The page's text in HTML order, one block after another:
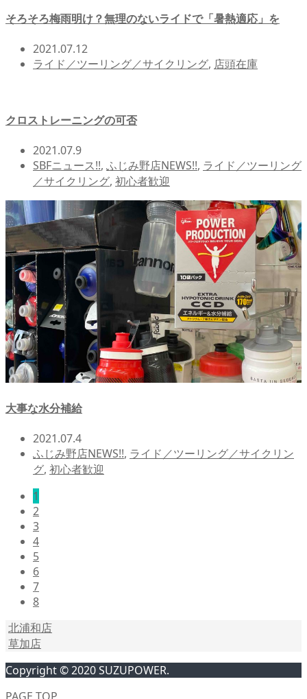
そろそろ梅雨明け？無理のないライドで「暑熱適応」を
2021.07.12
ライド／ツーリング／サイクリング, 店頭在庫
クロストレーニングの可否
2021.07.9
SBFニュース!!, ふじみ野店NEWS!!, ライド／ツーリング
／サイクリング, 初心者歓迎
大事な水分補給
2021.07.4
ふじみ野店NEWS!!, ライド／ツーリング／サイクリン
グ, 初心者歓迎
1
2
3
4
5
6
7
8
北浦和店
草加店
Copyright © 2020 SUZUPOWER.